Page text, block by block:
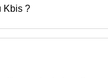
Kbis ?